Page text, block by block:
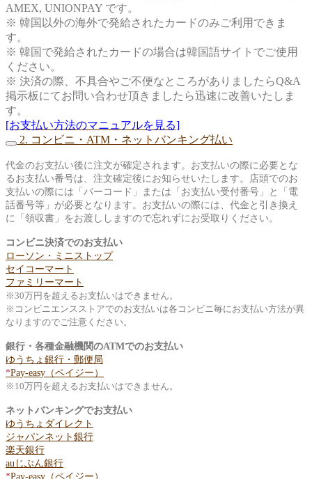
AMEX, UNIONPAY です。
※ 韓国以外の海外で発給されたカードのみご利用できま
す。
※ 韓国で発給されたカードの場合は韓国語サイトでご使用
ください。
※ 決済の際、不具合やご不便なところがありましたらQ&A
掲示板にてお問い合わせ頂きましたら迅速に改善いたしま
す。
[お支払い方法のマニュアルを見る]
2. コンビニ・ATM・ネットバンキング払い
代金のお支払い後に注文が確定されます。お支払いの際に必要とな
るお支払い番号は、注文確定後にお知らせいたします。店頭でのお
支払いの際には「バーコード」または「お支払い受付番号」と「電
話番号等」が必要となります。お支払いの際には、代金と引き換え
に「領収書」をお渡ししますので忘れずにお受取りください。
コンビニ決済でのお支払い
ローソン・ミニストップ
セイコーマート
ファミリーマート
※30万円を超えるお支払いはできません。
※コンビニエンスストアでのお支払いは各コンビニ毎にお支払い方法が異
なりますのでご注意ください。
銀行・各種金融機関のATMでのお支払い
ゆうちょ銀行・郵便局
*Pay-easy（ペイジー）
※10万円を超えるお支払いはできません。
ネットバンキングでお支払い
ゆうちょダイレクト
ジャパンネット銀行
楽天銀行
auじぶん銀行
*Pay-easy（ペイジー）